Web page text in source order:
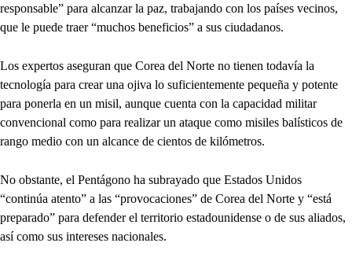
responsable” para alcanzar la paz, trabajando con los países vecinos,
que le puede traer “muchos beneficios” a sus ciudadanos.
Los expertos aseguran que Corea del Norte no tienen todavía la
tecnología para crear una ojiva lo suficientemente pequeña y potente
para ponerla en un misil, aunque cuenta con la capacidad militar
convencional como para realizar un ataque como misiles balísticos de
rango medio con un alcance de cientos de kilómetros.
No obstante, el Pentágono ha subrayado que Estados Unidos
“continúa atento” a las “provocaciones” de Corea del Norte y “está
preparado” para defender el territorio estadounidense o de sus aliados,
así como sus intereses nacionales.